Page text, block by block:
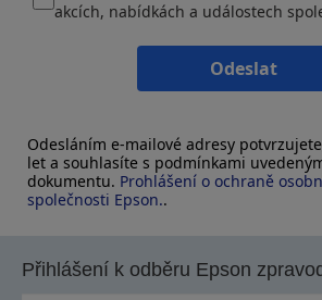
akcích, nabídkách a událostech
Odeslat
Odesláním e-mailové adresy
let a souhlasíte s podmínkami
dokumentu. Prohlášení o ochraně
společnosti Epson..
Přihlášení k odběru Epson